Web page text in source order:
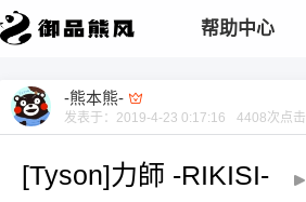
帮助中心
-熊本熊-
发表于： 2019-4-23 0:17:16 4408次点击
[Tyson]力師 -RIKISI-